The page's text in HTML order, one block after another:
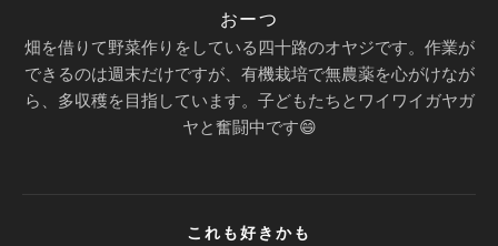
おーつ
畑を借りて野菜作りをしている四十路のオヤジです。作業が
できるのは週末だけですが、有機栽培で無農薬を心がけなが
ら、多収穫を目指しています。子どもたちとワイワイガヤガ
ヤと奮闘中です😄
これも好きかも